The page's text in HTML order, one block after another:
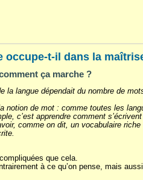
occupe-t-il dans la
ça marche ?
la langue dépendait du nombre de
notion de mot : comme toutes les
c’est apprendre comment
comme on dit, un vocabulaire
que cela.
à ce qu’on pense, mais